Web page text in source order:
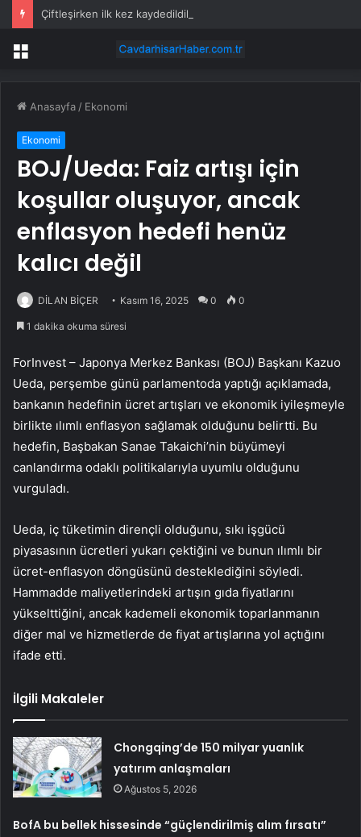
Menü
Anasayfa / Ekonomi
Ekonomi
BOJ/Ueda: Faiz artışı için
koşullar oluşuyor, ancak
enflasyon hedefi henüz
kalıcı değil
DİLAN BİÇER Kasım 16, 2025 0 0
1 dakika okuma süresi
ForInvest – Japonya Merkez Bankası (BOJ) Başkanı Kazuo
Ueda, perşembe günü parlamentoda yaptığı açıklamada,
bankanın hedefinin ücret artışları ve ekonomik iyileşmeyle
birlikte ılımlı enflasyon sağlamak olduğunu belirtti. Bu
hedefin, Başbakan Sanae Takaichi’nin büyümeyi
canlandırma odaklı politikalarıyla uyumlu olduğunu
vurguladı.
Ueda, iç tüketimin dirençli olduğunu, sıkı işgücü
piyasasının ücretleri yukarı çektiğini ve bunun ılımlı bir
ücret-enflasyon döngüsünü desteklediğini söyledi.
Hammadde maliyetlerindeki artışın gıda fiyatlarını
yükselttiğini, ancak kademeli ekonomik toparlanmanın
diğer mal ve hizmetlerde de fiyat artışlarına yol açtığını
ifade etti.
İlgili Makaleler
Chongqing’de 150 milyar yuanlık
yatırım anlaşmaları
Ağustos 5, 2026
BofA bu bellek hissesinde “güçlendirilmiş alım fırsatı”